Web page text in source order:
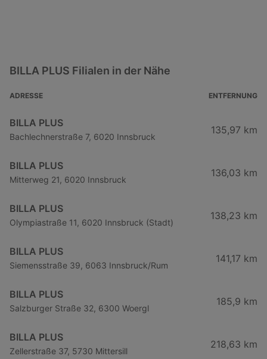
BILLA PLUS Filialen in der Nähe
ADRESSE ENTFERNUNG
BILLA PLUS
Bachlechnerstraße 7, 6020 Innsbruck
135,97 km
BILLA PLUS
Mitterweg 21, 6020 Innsbruck
136,03 km
BILLA PLUS
Olympiastraße 11, 6020 Innsbruck (Stadt)
138,23 km
BILLA PLUS
Siemensstraße 39, 6063 Innsbruck/Rum
141,17 km
BILLA PLUS
Salzburger Straße 32, 6300 Woergl
185,9 km
BILLA PLUS
Zellerstraße 37, 5730 Mittersill
218,63 km